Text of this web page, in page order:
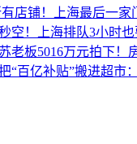
店铺！上海最后一
空！上海排队3小时也
老板5016万元拍下！
“百亿补贴”搬进超市